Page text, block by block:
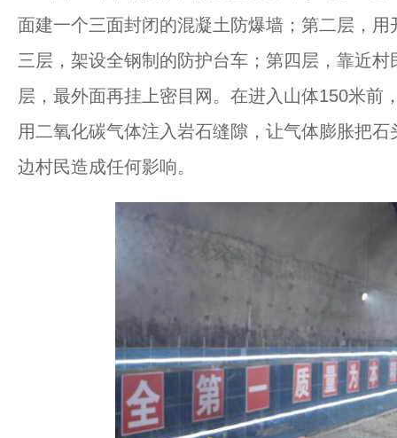
面建一个三面封闭的混凝土防爆墙；第二层，
三层，架设全钢制的防护台车；第四层，靠近
层，最外面再挂上密目网。在进入山体150米前
用二氧化碳气体注入岩石缝隙，让气体膨胀把
边村民造成任何影响。